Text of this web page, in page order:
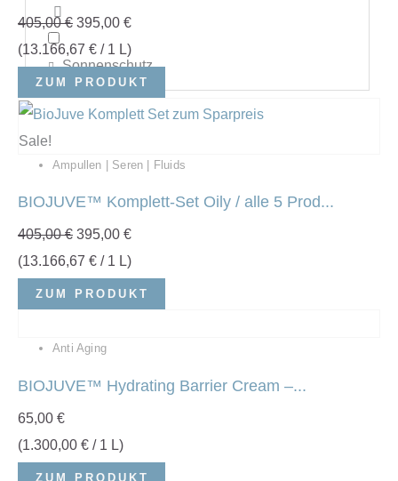
Sonnenschutz
405,00€ 395,00 €
(13.166,67 € / 1 L)
ZUM PRODUKT
Sale!
Ampullen | Seren | Fluids
BIOJUVE™ Komplett-Set Oily / alle 5 Prod...
405,00€ 395,00 €
(13.166,67 € / 1 L)
ZUM PRODUKT
Anti Aging
BIOJUVE™ Hydrating Barrier Cream –...
65,00 €
(1.300,00 € / 1 L)
ZUM PRODUKT